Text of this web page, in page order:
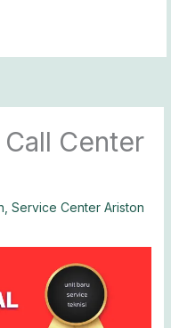
Center
Service Center Ariston